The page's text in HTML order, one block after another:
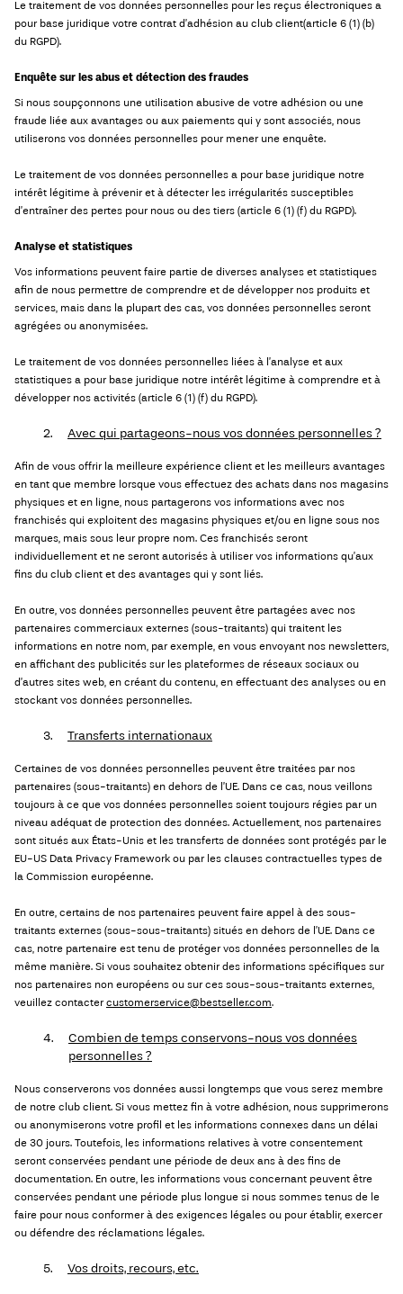
Le traitement de vos données personnelles pour les reçus électroniques a
pour base juridique votre contrat d’adhésion au club client(article 6 (1) (b)
du RGPD).
Enquête sur les abus et détection des fraudes
Si nous soupçonnons une utilisation abusive de votre adhésion ou une
fraude liée aux avantages ou aux paiements qui y sont associés, nous
utiliserons vos données personnelles pour mener une enquête.
Le traitement de vos données personnelles a pour base juridique notre
intérêt légitime à prévenir et à détecter les irrégularités susceptibles
d’entraîner des pertes pour nous ou des tiers (article 6 (1) (f) du RGPD).
Analyse et statistiques
Vos informations peuvent faire partie de diverses analyses et statistiques
afin de nous permettre de comprendre et de développer nos produits et
services, mais dans la plupart des cas, vos données personnelles seront
agrégées ou anonymisées.
Le traitement de vos données personnelles liées à l’analyse et aux
statistiques a pour base juridique notre intérêt légitime à comprendre et à
développer nos activités (article 6 (1) (f) du RGPD).
2. Avec qui partageons-nous vos données personnelles ?
Afin de vous offrir la meilleure expérience client et les meilleurs avantages
en tant que membre lorsque vous effectuez des achats dans nos magasins
physiques et en ligne, nous partagerons vos informations avec nos
franchisés qui exploitent des magasins physiques et/ou en ligne sous nos
marques, mais sous leur propre nom. Ces franchisés seront
individuellement et ne seront autorisés à utiliser vos informations qu’aux
fins du club client et des avantages qui y sont liés.
En outre, vos données personnelles peuvent être partagées avec nos
partenaires commerciaux externes (sous-traitants) qui traitent les
informations en notre nom, par exemple, en vous envoyant nos newsletters,
en affichant des publicités sur les plateformes de réseaux sociaux ou
d’autres sites web, en créant du contenu, en effectuant des analyses ou en
stockant vos données personnelles.
3. Transferts internationaux
Certaines de vos données personnelles peuvent être traitées par nos
partenaires (sous-traitants) en dehors de l’UE. Dans ce cas, nous veillons
toujours à ce que vos données personnelles soient toujours régies par un
niveau adéquat de protection des données. Actuellement, nos partenaires
sont situés aux États-Unis et les transferts de données sont protégés par le
EU-US Data Privacy Framework ou par les clauses contractuelles types de
la Commission européenne.
En outre, certains de nos partenaires peuvent faire appel à des sous-
traitants externes (sous-sous-traitants) situés en dehors de l’UE. Dans ce
cas, notre partenaire est tenu de protéger vos données personnelles de la
même manière. Si vous souhaitez obtenir des informations spécifiques sur
nos partenaires non européens ou sur ces sous-sous-traitants externes,
veuillez contactercustomerservice@bestseller.com.
4.
Combien de temps conservons-nous vos données
personnelles ?
Nous conserverons vos données aussi longtemps que vous serez membre
de notre club client. Si vous mettez fin à votre adhésion, nous supprimerons
ou anonymiserons votre profil et les informations connexes dans un délai
de 30 jours. Toutefois, les informations relatives à votre consentement
seront conservées pendant une période de deux ans à des fins de
documentation. En outre, les informations vous concernant peuvent être
conservées pendant une période plus longue si nous sommes tenus de le
faire pour nous conformer à des exigences légales ou pour établir, exercer
ou défendre des réclamations légales.
5. Vos droits, recours, etc.